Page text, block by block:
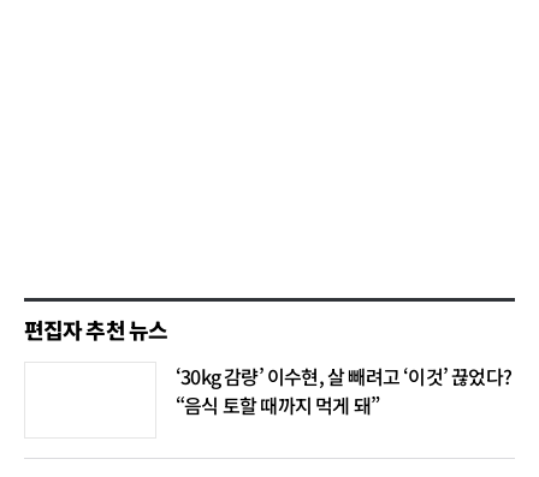
편집자 추천 뉴스
‘30kg 감량’ 이수현, 살 빼려고 ‘이것’ 끊었다?
“음식 토할 때까지 먹게 돼”